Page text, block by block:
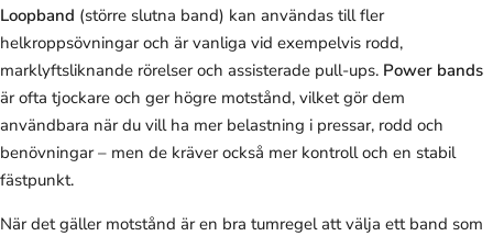
Loopband (större slutna band) kan användas till fler
helkroppsövningar och är vanliga vid exempelvis rodd,
marklyftsliknande rörelser och assisterade pull-ups. Power bands
är ofta tjockare och ger högre motstånd, vilket gör dem
användbara när du vill ha mer belastning i pressar, rodd och
benövningar – men de kräver också mer kontroll och en stabil
fästpunkt.
När det gäller motstånd är en bra tumregel att välja ett band som